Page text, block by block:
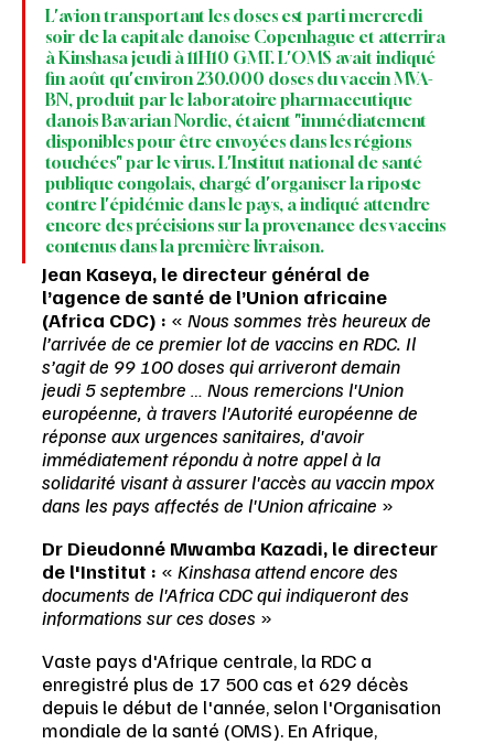
L'avion transportant les doses est parti mercredi
soir de la capitale danoise Copenhague et atterrira
à Kinshasa jeudi à 11H10 GMT. L'OMS avait indiqué
fin août qu'environ 230.000 doses du vaccin MVA-
BN, produit par le laboratoire pharmaceutique
danois Bavarian Nordic, étaient "immédiatement
disponibles pour être envoyées dans les régions
touchées" par le virus. L'Institut national de santé
publique congolais, chargé d'organiser la riposte
contre l'épidémie dans le pays, a indiqué attendre
encore des précisions sur la provenance des vaccins
contenus dans la première livraison.
Jean Kaseya, le directeur général de
l’agence de santé de l’Union africaine
(Africa CDC) : « Nous sommes très heureux de
l’arrivée de ce premier lot de vaccins en RDC. Il
s’agit de 99 100 doses qui arriveront demain
jeudi 5 septembre … Nous remercions l'Union
européenne, à travers l'Autorité européenne de
réponse aux urgences sanitaires, d'avoir
immédiatement répondu à notre appel à la
solidarité visant à assurer l'accès au vaccin mpox
dans les pays affectés de l'Union africaine »
Dr Dieudonné Mwamba Kazadi, le directeur
de l'Institut : « Kinshasa attend encore des
documents de l'Africa CDC qui indiqueront des
informations sur ces doses »
Vaste pays d'Afrique centrale, la RDC a
enregistré plus de 17 500 cas et 629 décès
depuis le début de l'année, selon l'Organisation
mondiale de la santé (OMS). En Afrique,